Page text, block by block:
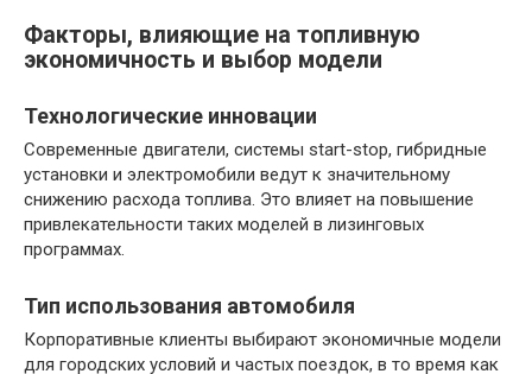
Факторы, влияющие на топливную
экономичность и выбор модели
Технологические инновации
Современные двигатели, системы start-stop, гибридные
установки и электромобили ведут к значительному
снижению расхода топлива. Это влияет на повышение
привлекательности таких моделей в лизинговых
программах.
Тип использования автомобиля
Корпоративные клиенты выбирают экономичные модели
для городских условий и частых поездок, в то время как